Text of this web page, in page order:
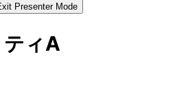
Presenter Mode
ィA